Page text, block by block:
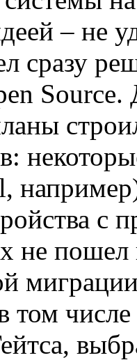
– не
сразу
с
не пошел
том